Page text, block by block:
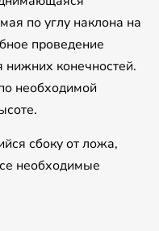
по углу наклона на
проведение
конечностей.
необходимой
сбоку от ложа,
необходимые